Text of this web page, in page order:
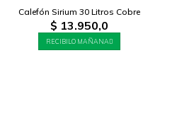
Calefón Sirium 30 Litros Cobre
$ 13.950,0
RECIBILO MAÑANA